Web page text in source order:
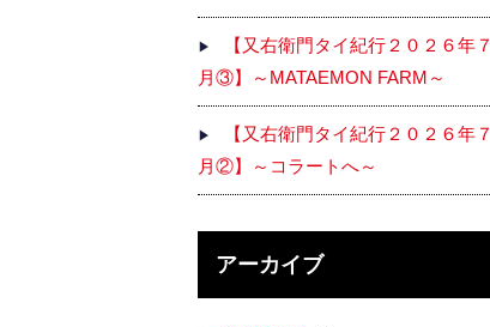
【又右衛門タイ紀行２０２６年７
月③】～MATAEMON FARM～
【又右衛門タイ紀行２０２６年７
月②】～コラートへ～
アーカイブ